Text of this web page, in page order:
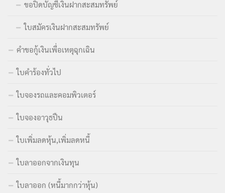
ขอปิดบัญชีเงินฝากสะสมทรัพย์
ใบสมัครเงินฝากสะสมทรัพย์
คำขอกู้เงินเพื่อเหตุฉุกเฉิน
ใบคำร้องทั่วไป
ใบจองรถและคอมพิวเตอร์
ใบจองอาวุธปืน
ใบเพิ่มลดหุ้น,เพิ่มลดหนี้
ใบลาออกจากเงินทุน
ใบลาออก (หนี้มากกว่าหุ้น)